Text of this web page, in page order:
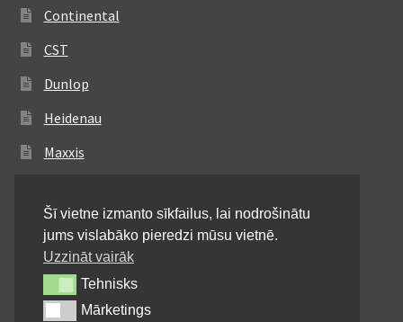
Continental
CST
Dunlop
Heidenau
Maxxis
Michelin
Mitas
Pirelli
Šī vietne izmanto sīkfailus, lai nodrošinātu
jums vislabāko pieredzi mūsu vietnē.
Uzzināt vairāk
TehnisksTehnisks
MārketingsMārketings